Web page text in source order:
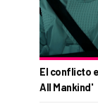
El conflicto
All Mankind'